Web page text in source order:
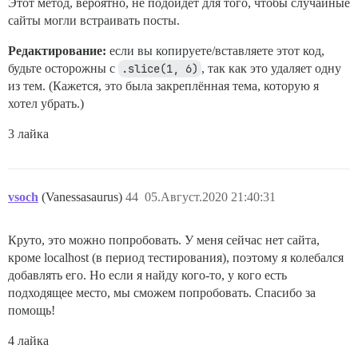
Этот метод, вероятно, не подойдёт для того, чтобы случайные
сайты могли встраивать посты.
Редактирование: если вы копируете/вставляете этот код,
будьте осторожны с
.slice(1, 6) , так как это удаляет одну
из тем. (Кажется, это была закреплённая тема, которую я
хотел убрать.)
3 лайка
vsoch (Vanessasaurus) 05.Август.2020 21:40:31
44
Круто, это можно попробовать. У меня сейчас нет сайта,
кроме localhost (в период тестирования), поэтому я колебался
добавлять его. Но если я найду кого-то, у кого есть
подходящее место, мы сможем попробовать. Спасибо за
помощь!
4 лайка